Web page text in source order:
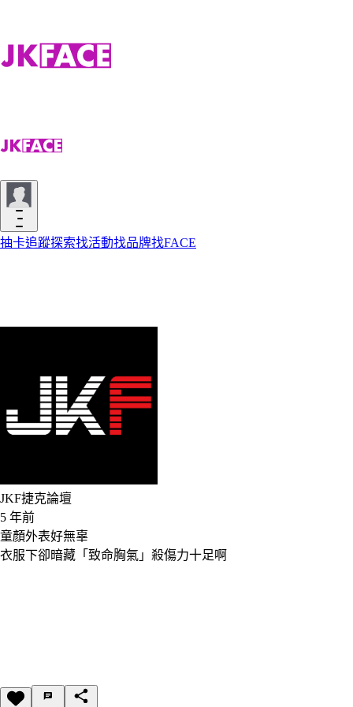
抽卡追蹤探索找活動找品牌找FACE
JKF捷克論壇
5 年前
童顏外表好無辜
衣服下卻暗藏「致命胸氣」殺傷力十足啊